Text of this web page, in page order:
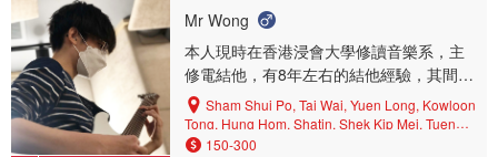
年教學經驗，先後在學校和社區中心和教
會等地方教授，對於不同年齡和程度的學
生會因應不同情況教授，任何學習上的困
難我也會在WTSAPP和學生分析和討論，
務求學生會把結他當成興趣而不是單純的
考級。
Mr Wong
本人現時在香港浸會大學修讀音樂系，主
修電結他，有8年左右的結他經驗，其間不
乏組樂隊和表演的經驗。 在教學方面，本
人除了會視手乎學生的興趣，教授不同風
格的彈奏技巧(pop, blues, rock, metal,
Sham Shui Po, Tai Wai, Yuen Long, Kowloon
Tong, Hung Hom, Shatin, Shek Kip Mei, Tuen
Mun, Prince Edward, Mei Foo, Mongkok, Tin
150-300